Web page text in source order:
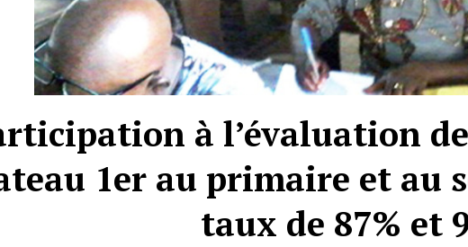
à l’évaluation
1er au primaire et au
taux de 87% et